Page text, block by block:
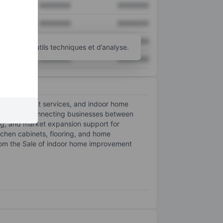
XXXXXXX XXXXXXX
d’autres outils techniques et d’analyse.
services, and indoor home
in connecting businesses between
and market expansion support for
cabinets, flooring, and home
the Sale of indoor home improvement